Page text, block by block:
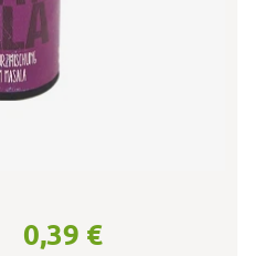
0,39 €